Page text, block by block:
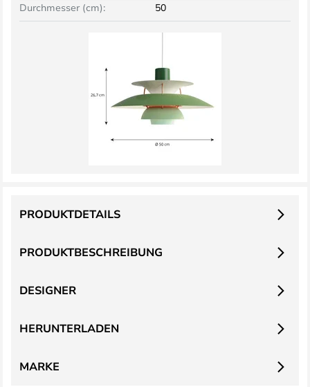
Durchmesser (cm):
50
PRODUKTBESCHREIBUNG
PRODUKTDETAILS
DESIGNER
HERUNTERLADEN
MARKE